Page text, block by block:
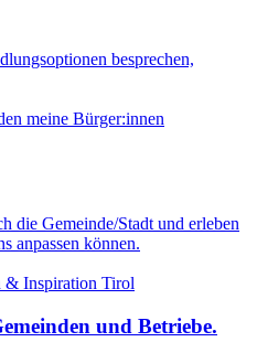
besprechen,
meine Bürger:innen
die Gemeinde/Stadt und erleben
anpassen können.
& Inspiration Tirol
und Betriebe.